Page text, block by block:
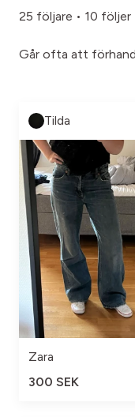
25 följare • 10 följer
Går ofta att
Tilda
Zara
300 SEK